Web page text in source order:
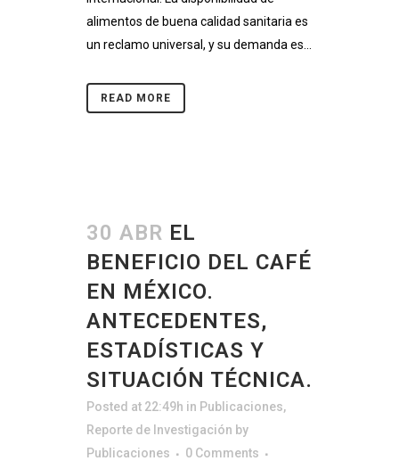
alimentos de buena calidad sanitaria es
un reclamo universal, y su demanda es...
READ MORE
30 ABR EL
BENEFICIO DEL CAFÉ
EN MÉXICO.
ANTECEDENTES,
ESTADÍSTICAS Y
SITUACIÓN TÉCNICA.
Posted at 22:49h in Publicaciones,
Reporte de Investigación by
Publicaciones
0 Comments